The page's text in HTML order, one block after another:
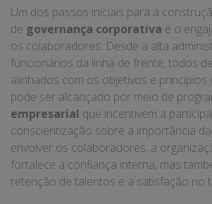
Um dos passos iniciais para a
de governança corporativa é o
os colaboradores. Desde a alta
funcionários da linha de frente, todos
alinhados com os objetivos e princípios
pode ser alcançado por meio de
empresarial que incentivem a
conscientização sobre a importância
envolver os colaboradores, a
fortalece a confiança interna, mas
retenção de talentos e a satisfação no